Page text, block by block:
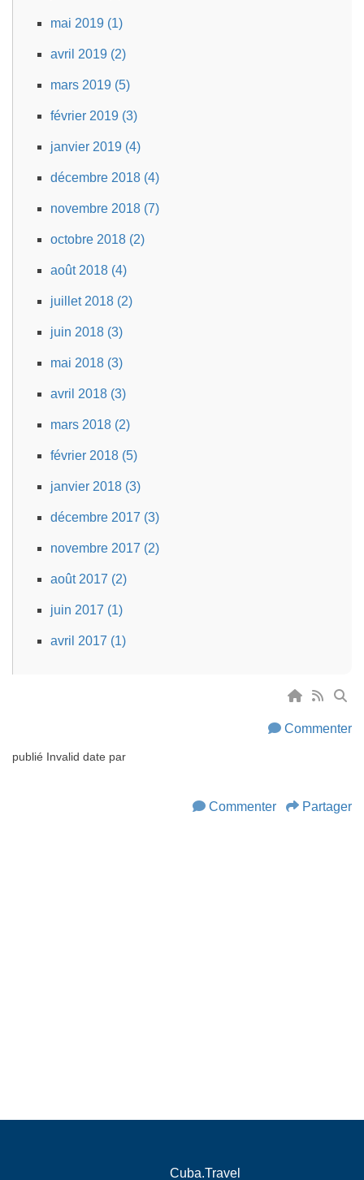
mai 2019 (1)
avril 2019 (2)
mars 2019 (5)
février 2019 (3)
janvier 2019 (4)
décembre 2018 (4)
novembre 2018 (7)
octobre 2018 (2)
août 2018 (4)
juillet 2018 (2)
juin 2018 (3)
mai 2018 (3)
avril 2018 (3)
mars 2018 (2)
février 2018 (5)
janvier 2018 (3)
décembre 2017 (3)
novembre 2017 (2)
août 2017 (2)
juin 2017 (1)
avril 2017 (1)
Commenter
publié Invalid date par
Commenter Partager
Cuba.Travel